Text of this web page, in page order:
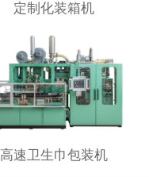
定制化装箱机
高速卫生巾包装机